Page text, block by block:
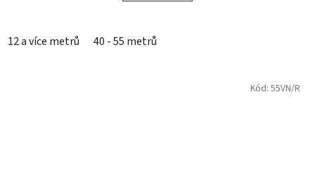
12 a více metrů 40 - 55 metrů
Kód: 55VN/R